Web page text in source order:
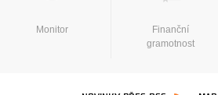
Monitor
Finanční
gramotnost